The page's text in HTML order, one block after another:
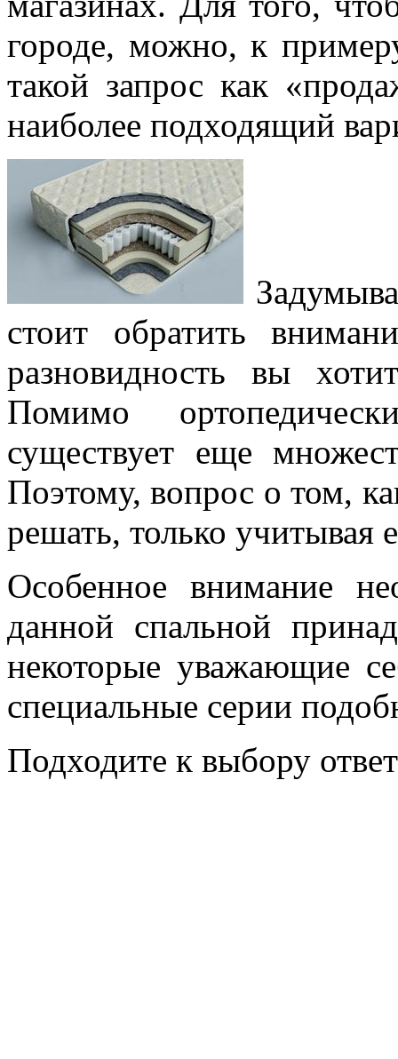
городе, можно, к
такой запрос как
наиболее подходящий
стоит обратить
разновидность вы
Помимо
существует еще
Поэтому, вопрос о том,
решать, только учитывая
Особенное внимание
данной спальной
некоторые уважающие
специальные серии
Подходите к выбору